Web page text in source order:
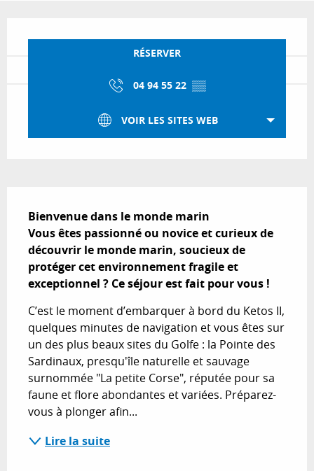
RÉSERVER
04 94 55 22 ▒▒
VOIR LES SITES WEB
Bienvenue dans le monde marin
Vous êtes passionné ou novice et curieux de
découvrir le monde marin, soucieux de
protéger cet environnement fragile et
exceptionnel ? Ce séjour est fait pour vous !
C’est le moment d’embarquer à bord du Ketos II,
quelques minutes de navigation et vous êtes sur
un des plus beaux sites du Golfe : la Pointe des
Sardinaux, presqu'île naturelle et sauvage
surnommée "La petite Corse", réputée pour sa
faune et flore abondantes et variées. Préparez-
vous à plonger afin...
Lire la suite